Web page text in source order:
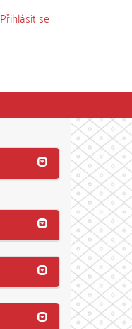
Přihlásit se